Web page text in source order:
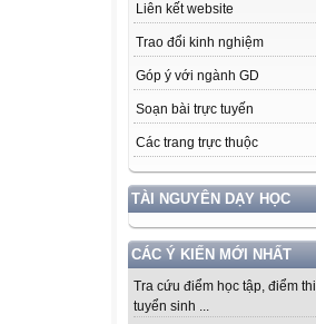
Liên kết website
Trao đổi kinh nghiệm
Góp ý với ngành GD
Soạn bài trực tuyến
Các trang trực thuộc
TÀI NGUYÊN DẠY HỌC
CÁC Ý KIẾN MỚI NHẤT
Tra cứu điểm học tập, điểm thi
tuyển sinh ...